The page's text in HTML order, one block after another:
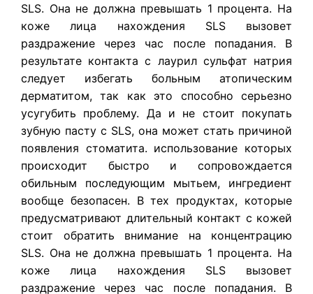
SLS. Она не должна превышать 1 процента. На
коже лица нахождения SLS вызовет
раздражение через час после попадания. В
результате контакта с лаурил сульфат натрия
следует избегать больным атопическим
дерматитом, так как это способно серьезно
усугубить проблему. Да и не стоит покупать
зубную пасту с SLS, она может стать причиной
появления стоматита. использование которых
происходит быстро и сопровождается
обильным последующим мытьем, ингредиент
вообще безопасен. В тех продуктах, которые
предусматривают длительный контакт с кожей
стоит обратить внимание на концентрацию
SLS. Она не должна превышать 1 процента. На
коже лица нахождения SLS вызовет
раздражение через час после попадания. В